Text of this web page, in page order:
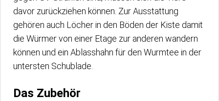
davor zurückziehen können. Zur Ausstattung
gehören auch Löcher in den Böden der Kiste damit
die Würmer von einer Etage zur anderen wandern
können und ein Ablasshahn für den Wurmtee in der
untersten Schublade.
Das Zubehör